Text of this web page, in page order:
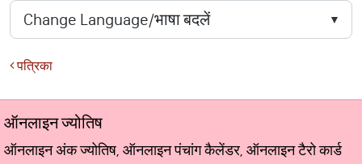
पत्रिका
ऑनलाइन ज्योतिष
ऑनलाइन अंक ज्योतिष, ऑनलाइन पंचांग कैलेंडर, ऑनलाइन टैरो कार्ड